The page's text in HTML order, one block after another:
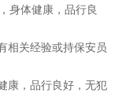
身体健康，品行良
相关经验或持保安员
康，品行良好，无犯